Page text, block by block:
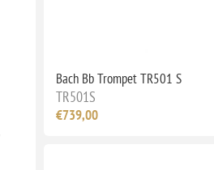
Bach Bb Trompet TR501 S
TR501S
€739,00